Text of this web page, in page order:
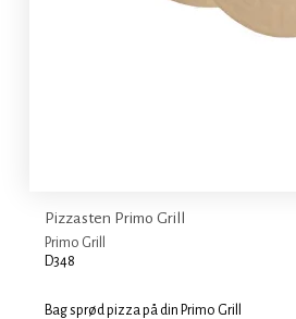
Pizzasten Primo Grill
Primo Grill
D348
Bag sprød pizza på din Primo Grill